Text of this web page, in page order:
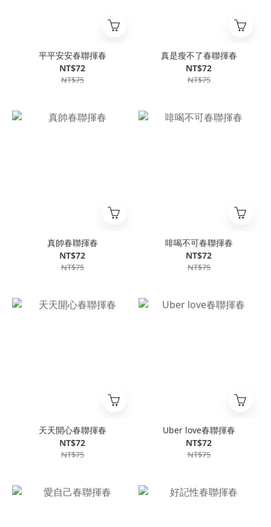
平平安安春聯揮春
NT$72
NT$75
真是瘦不了春聯揮春
NT$72
NT$75
真帥春聯揮春
NT$72
NT$75
啡喝不可春聯揮春
NT$72
NT$75
天天開心春聯揮春
NT$72
NT$75
Uber love春聯揮春
NT$72
NT$75